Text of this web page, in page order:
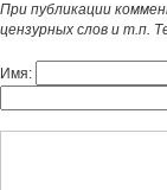
При публикации
цензурных слов и т.п.
Имя: